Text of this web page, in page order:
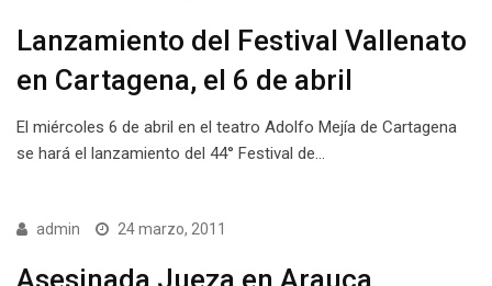
Lanzamiento del Festival Vallenato
en Cartagena, el 6 de abril
El miércoles 6 de abril en el teatro Adolfo Mejía de Cartagena
se hará el lanzamiento del 44° Festival de…
admin 24 marzo, 2011
Asesinada Jueza en Arauca